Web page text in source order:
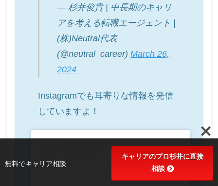
— 杉井俊貴 | 中長期のキャリ
アを考える転職エージェント |
(株)Neutral代表
(@neutral_career)March 26,
2024
Instagramでも耳寄りな情報を発信
していますよ！
無料でキャリア相談
キャリアのプロ杉井に直接
相談